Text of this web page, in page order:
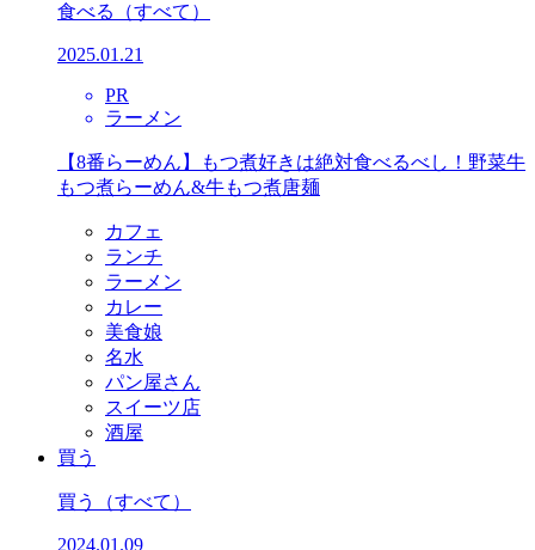
食べる （すべて）
2025.01.21
PR
ラーメン
【8番らーめん】もつ煮好きは絶対食べるべし！野菜牛
もつ煮らーめん&牛もつ煮唐麺
カフェ
ランチ
ラーメン
カレー
美食娘
名水
パン屋さん
スイーツ店
酒屋
買う
買う （すべて）
2024.01.09